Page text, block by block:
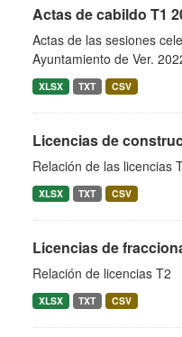
Actas de cabildo T1
Actas de las sesiones
Ayuntamiento de Ver.
XLSX TXT CSV
Licencias de
Relación de las licencias
XLSX TXT CSV
Licencias de
Relación de licencias T2
XLSX TXT CSV